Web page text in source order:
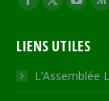
Facebook
opens
in
new
X
opens
in
new
opens
in
new
in
LIENS UTILES
L’Assemblée